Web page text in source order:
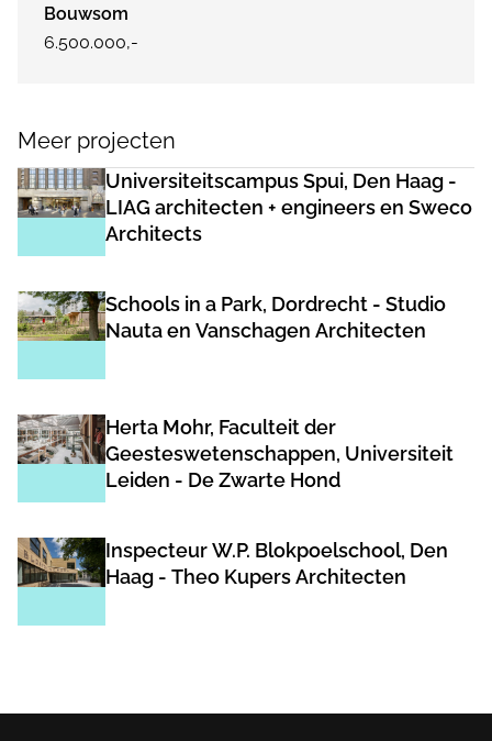
Bouwsom
6.500.000,-
Meer projecten
Universiteitscampus Spui, Den Haag -
LIAG architecten + engineers en Sweco
Architects
Schools in a Park, Dordrecht - Studio
Nauta en Vanschagen Architecten
Herta Mohr, Faculteit der
Geesteswetenschappen, Universiteit
Leiden - De Zwarte Hond
Inspecteur W.P. Blokpoelschool, Den
Haag - Theo Kupers Architecten